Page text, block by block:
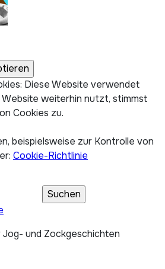
Diese Website verwendet
Website weiterhin nutzt, stimmst
Cookies zu.
beispielsweise zur Kontrolle von
Cookie-Richtlinie
und Zockgeschichten